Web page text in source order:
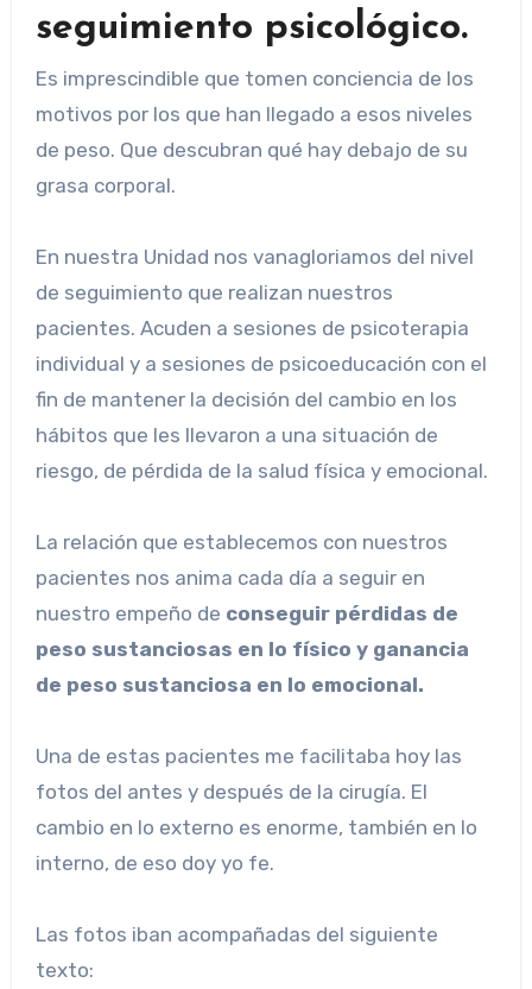
seguimiento psicológico.
Es imprescindible que tomen conciencia de los
motivos por los que han llegado a esos niveles
de peso. Que descubran qué hay debajo de su
grasa corporal.
En nuestra Unidad nos vanagloriamos del nivel
de seguimiento que realizan nuestros
pacientes. Acuden a sesiones de psicoterapia
individual y a sesiones de psicoeducación con el
fin de mantener la decisión del cambio en los
hábitos que les llevaron a una situación de
riesgo, de pérdida de la salud física y emocional.
La relación que establecemos con nuestros
pacientes nos anima cada día a seguir en
nuestro empeño de conseguir pérdidas de
peso sustanciosas en lo físico y ganancia
de peso sustanciosa en lo emocional.
Una de estas pacientes me facilitaba hoy las
fotos del antes y después de la cirugía. El
cambio en lo externo es enorme, también en lo
interno, de eso doy yo fe.
Las fotos iban acompañadas del siguiente
texto: